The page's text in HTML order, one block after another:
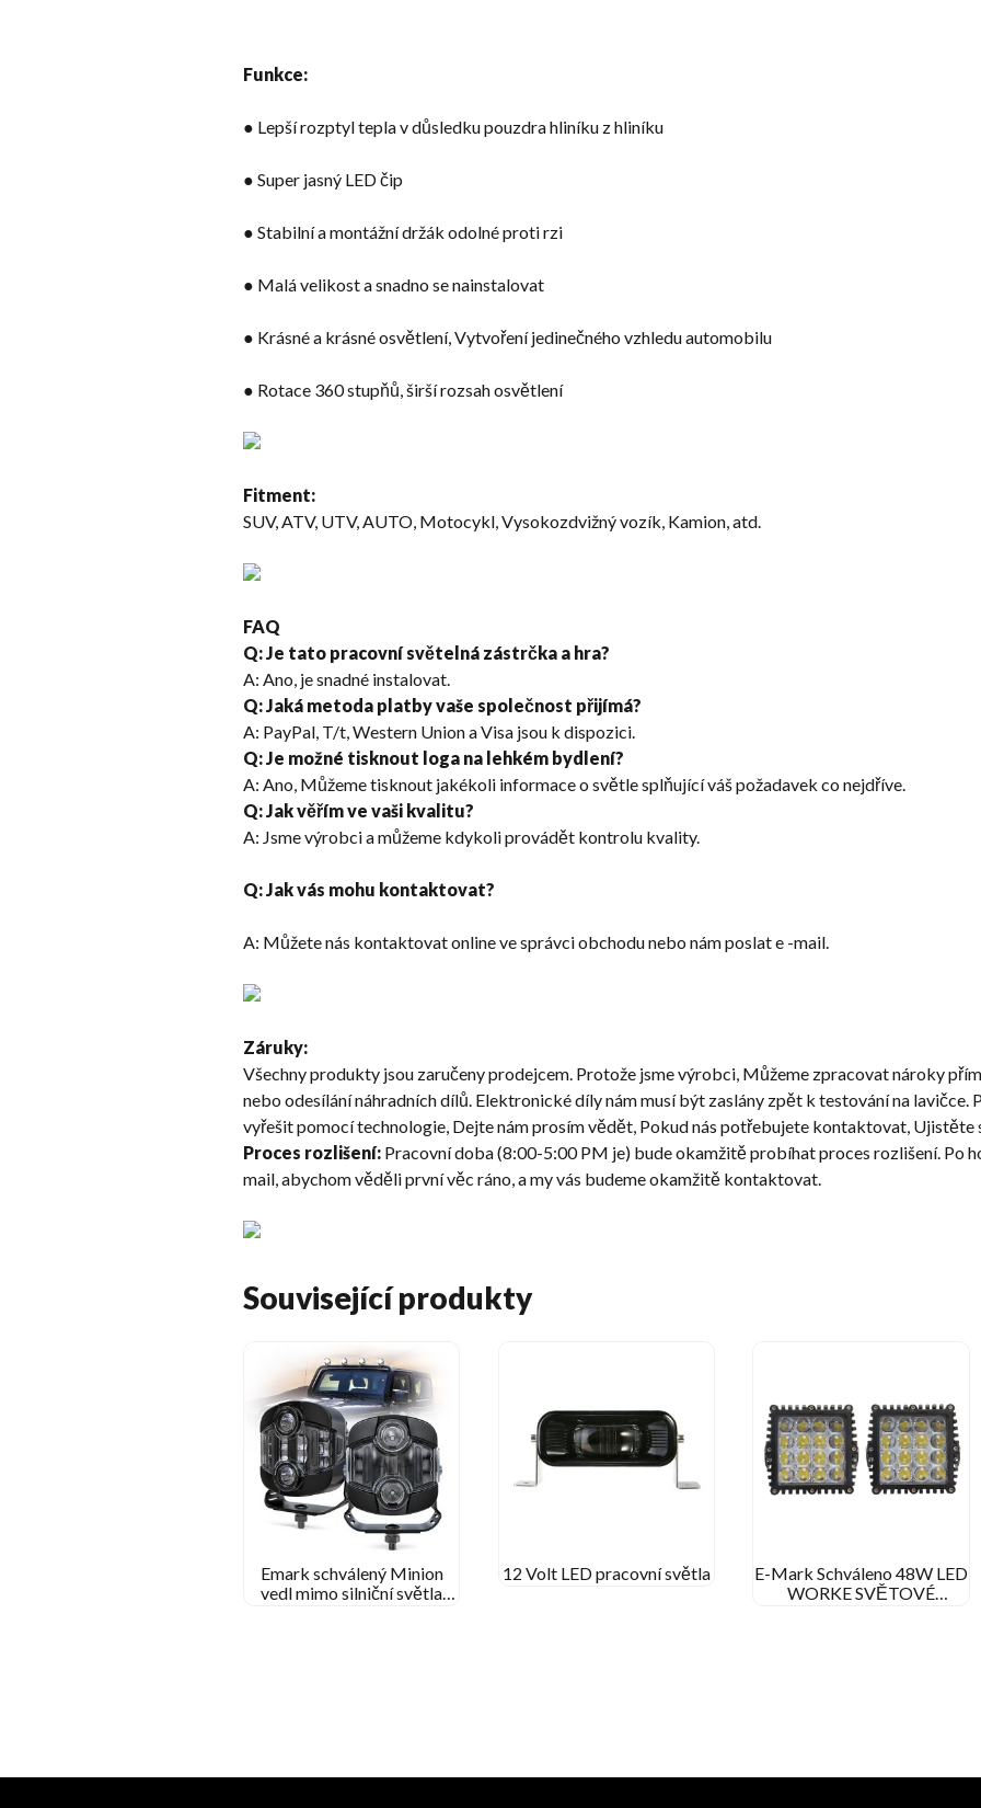
Funkce:
● Lepší rozptyl tepla v důsledku pouzdra hliníku z hliníku
● Super jasný LED čip
● Stabilní a montážní držák odolné proti rzi
● Malá velikost a snadno se nainstalovat
● Krásné a krásné osvětlení, Vytvoření jedinečného vzhledu automobilu
● Rotace 360 ​​stupňů, širší rozsah osvětlení
Fitment:
SUV, ATV, UTV, AUTO, Motocykl, Vysokozdvižný vozík, Kamion, atd.
FAQ
Q: Je tato pracovní světelná zástrčka a hra?
A: Ano, je snadné instalovat.
Q: Jaká metoda platby vaše společnost přijímá?
A: PayPal, T/t, Western Union a Visa jsou k dispozici.
Q: Je možné tisknout loga na lehkém bydlení?
A: Ano, Můžeme tisknout jakékoli informace o světle splňující váš požadavek co nejdříve.
Q: Jak věřím ve vaši kvalitu?
A: Jsme výrobci a můžeme kdykoli provádět kontrolu kvality.
Q: Jak vás mohu kontaktovat?
A: Můžete nás kontaktovat online ve správci obchodu nebo nám poslat e -mail.
Záruky:
Všechny produkty jsou zaručeny prodejcem. Protože jsme výrobci, Můžeme zpracovat nároky
nebo odesílání náhradních dílů. Elektronické díly nám musí být zaslány zpět k testování na
vyřešit pomocí technologie, Dejte nám prosím vědět, Pokud nás potřebujete kontaktovat, Ujistěte
Proces rozlišení: Pracovní doba (8:00-5:00 PM je) bude okamžitě probíhat proces rozlišení. Po
mail, abychom věděli první věc ráno, a my vás budeme okamžitě kontaktovat.
Související produkty
Emark schválený Minion
vedl mimo silniční světla
12 Volt LED pracovní světla
E-Mark Schváleno 48W LED
WORKE SVĚTOVÉ